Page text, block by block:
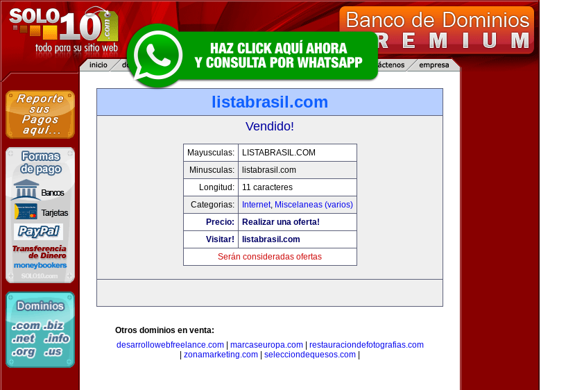
listabrasil.com
Vendido!
Mayusculas:
LISTABRASIL.COM
Minusculas:
listabrasil.com
Longitud:
11 caracteres
Categorias:
Internet, Miscelaneas (varios)
Precio:
Realizar una oferta!
Visitar!
listabrasil.com
Serán consideradas ofertas
Otros dominios en venta:
desarrollowebfreelance.com| marcaseuropa.com| restauraciondefotografias.com
zonamarketing.com selecciondequesos.com